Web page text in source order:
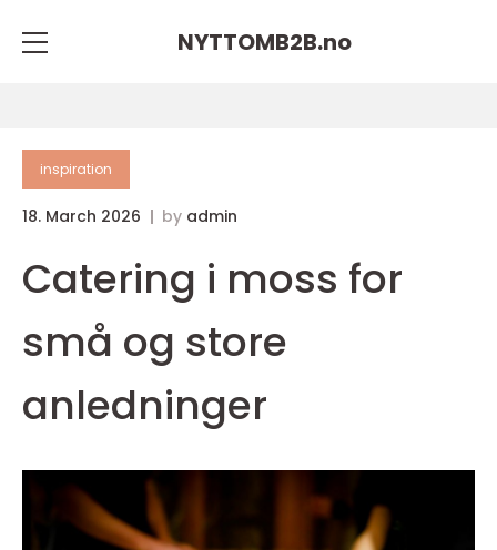
NYTTOMB2B.no
inspiration
18. March 2026 by admin
Catering i moss for
små og store
anledninger